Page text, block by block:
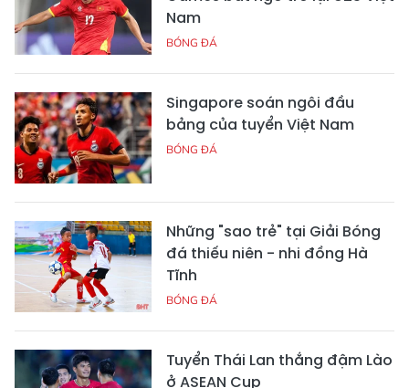
Nam
BÓNG ĐÁ
Singapore soán ngôi đầu
bảng của tuyển Việt Nam
BÓNG ĐÁ
Những "sao trẻ" tại Giải Bóng
đá thiếu niên - nhi đồng Hà
Tĩnh
BÓNG ĐÁ
Tuyển Thái Lan thắng đậm Lào
ở ASEAN Cup